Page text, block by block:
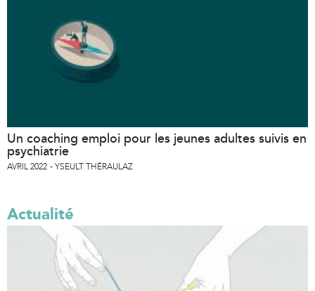
Un coaching emploi pour les jeunes adultes suivis en
psychiatrie
AVRIL 2022 YSEULT THÉRAULAZ
Actualité